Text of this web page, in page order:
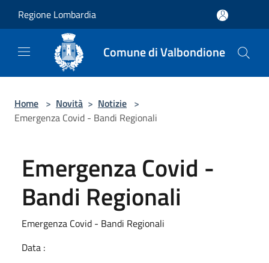
Regione Lombardia
Comune di Valbondione
Home > Novità > Notizie >
Emergenza Covid - Bandi Regionali
Emergenza Covid -
Bandi Regionali
Emergenza Covid - Bandi Regionali
Data :